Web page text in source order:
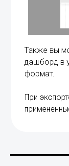
Также вы
дашборд в
формат.
При